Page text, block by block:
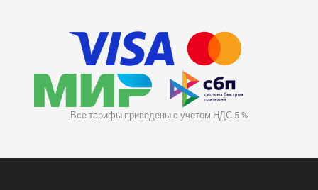
Все тарифы приведены с учетом НДС 5 %